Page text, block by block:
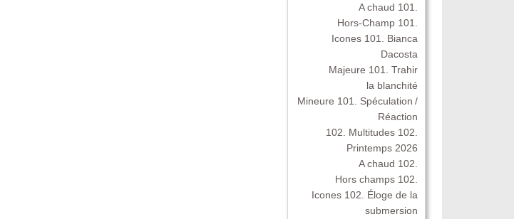
A chaud 101.
Hors-Champ 101.
Icones 101. Bianca
Dacosta
Majeure 101. Trahir
la blanchité
Mineure 101. Spéculation /
Réaction
102. Multitudes 102.
Printemps 2026
A chaud 102.
Hors champs 102.
Icones 102. Éloge de la
submersion